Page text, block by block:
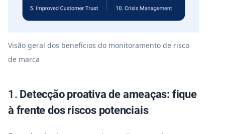
Visão geral dos benefícios do monitoramento de risco
de marca
1. Detecção proativa de ameaças: fique
à frente dos riscos potenciais